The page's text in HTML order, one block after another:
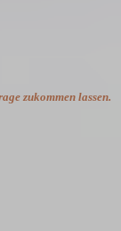
zukommen lassen.